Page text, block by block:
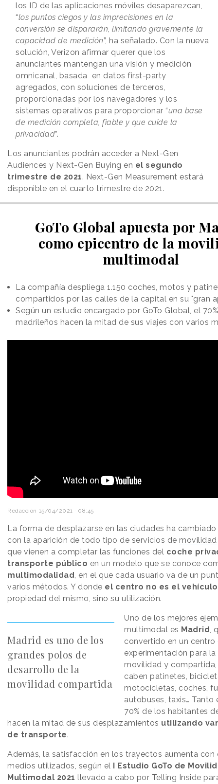
los ID de las aplicaciones móviles desaparezcan,
“los puntos ciegos y las imprecisiones en la
conversión se dispararán, limitando gravemente la
capacidad de medición”, ha señalado. Con la nueva
solución, Verizon afirmar querer que los
anunciantes mantengan una visión y medición
omnicanal, basada en datos first-party
agregados, con soluciones de terceros,
proporcionadas por los navegadores y los
sistemas operativos para proporcionar “una base
de medición completa, fiable y que cuide la
privacidad”.
Los anunciantes podrán acceder a Next-Gen
Audiences y Next-Gen Buying en el segundo
trimestre de 2021. Next-Gen Measurement estará
disponible en el cuarto trimestre de 2021.
GoTo Global apuesta por
como epicentro de la
multimodal
La compañía despliega 1.150 coches, motos y
compartidos por las calles de la capital en su "gran
Según un estudio encargado por GoTo Global, el
madrileños hacen la mitad de sus viajes con varios
Redacción 15/04/2021 · 08:45
La forma de desplazarse en las ciudades ha
con la aparición de todo tipo de servicios de movilidad
que vienen a completar las funciones del coche
transporte público en un modelo que se conoce
multimodalidad , en el que cada usuario va de un
varios métodos. Y donde el centro no es el
propiedad del mismo, sino su utilización.
Madrid es uno de los
grandes polos de
desarrollo de la
movilidad compartida
Uno de los mejores
multimodal es Madrid ,
convertido en un centro
experimentación para la
movilidad y compartida,
caben patinetes,
motocicletas, coches,
autobuses, taxis… Tanto
70% de los habitantes
hacen la mitad de sus desplazamientos utilizando
de transporte.
Además, la satisfacción en los trayectos aumenta con
medios utilizados, según el I Estudio GoTo de
Multimodal 2021 llevado a cabo por Telling Inside